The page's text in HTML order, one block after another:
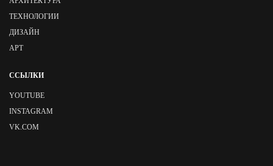
ТЕХНОЛОГИИ
ДИЗАЙН
АРТ
ССЫЛКИ
YOUTUBE
INSTAGRAM
VK.COM